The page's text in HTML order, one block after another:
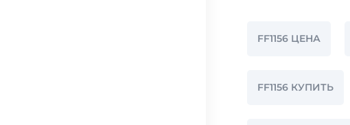
FF1156 ЦЕНА
FF1156 КУПИТЬ